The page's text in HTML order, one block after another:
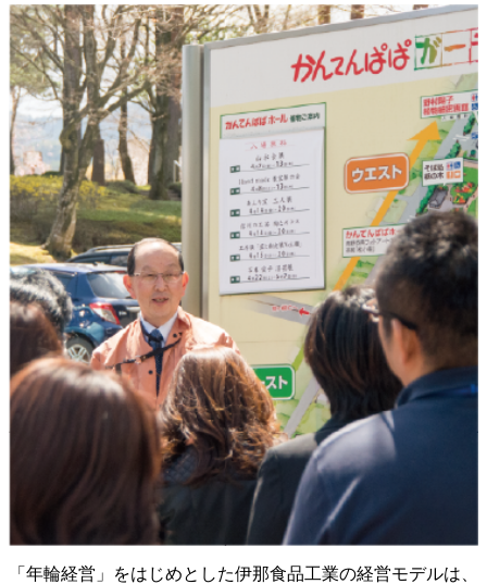
「年輪経営」をはじめとした伊那食品工業の経営モデルは、